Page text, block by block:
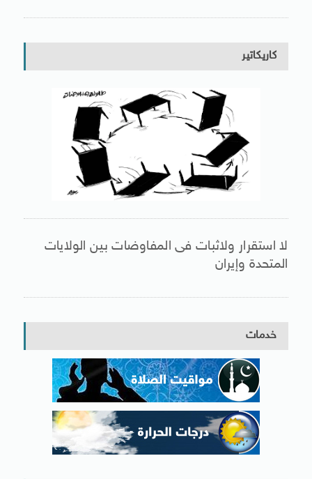
كاريكاتير
لا استقرار ولاثبات فى المفاوضات بين الولايات
المتحدة وإيران
خدمات